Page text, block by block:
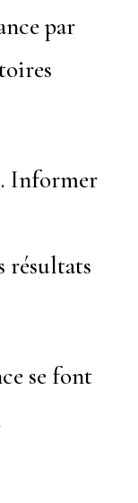
par
Informer
résultats
se font